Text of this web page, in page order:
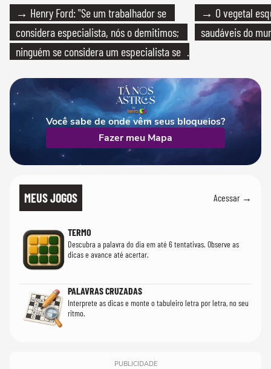
→ Henry Ford: "Se um trabalhador se
considera especialista, nós o demitimos;
ninguém se considera um especialista se
→ O vegetal
saudáveis do
Você sabe de onde vêm seus bloqueios?
Fazer meu Mapa
MEUS JOGOS Acessar →
TERMO
Descubra a palavra do dia em até 6 tentativas. Observe as
dicas e avance até acertar.
PALAVRAS CRUZADAS
Interprete as dicas e monte o tabuleiro letra por letra, no seu
ritmo.
PUBLICIDADE